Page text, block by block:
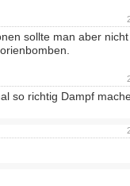
sollte man aber nicht
so richtig Dampf